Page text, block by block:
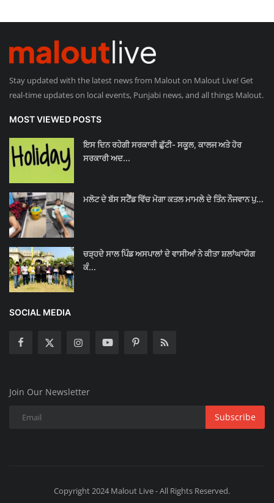
Punjab
Important
Contact Us
Stay updated with the latest news from Malout on Malout Live! Get
real-time updates on local events, Punjabi news, and all things Malout.
MOST VIEWED POSTS
ਇਸ ਦਿਨ ਰਹੇਗੀ ਸਰਕਾਰੀ ਛੁੱਟੀ- ਸਕੂਲ, ਕਾਲਜ ਅਤੇ ਹੋਰ
ਸਰਕਾਰੀ ਅਦ...
ਮਲੋਟ ਦੇ ਬੱਸ ਸਟੈਂਡ ਵਿੱਚ ਮੋਗਾ ਕਤਲ ਮਾਮਲੇ ਦੇ ਤਿੰਨ ਨੌਜਵਾਨ ਪੁ...
ਚੜ੍ਹਦੇ ਸਾਲ ਪਿੰਡ ਅਸਪਾਲਾਂ ਦੇ ਵਾਸੀਆਂ ਨੇ ਕੀਤਾ ਸ਼ਲਾਂਘਾਯੋਗ
ਕੰ...
SOCIAL MEDIA
Join Our Newsletter
Subscribe
Copyright 2024 Malout Live - All Rights Reserved.